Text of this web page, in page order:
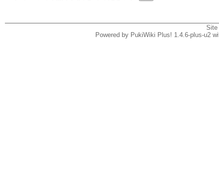
Powered by PukiWiki Plus! 1.4.6-plus-u2